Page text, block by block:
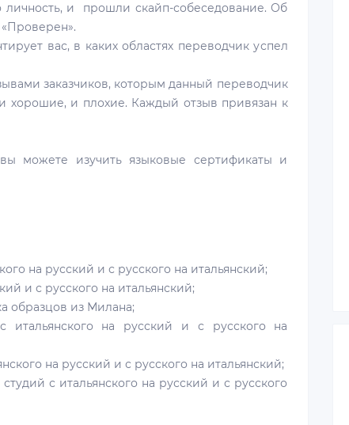
личность, и прошли скайп-собеседование. Об
вас, в каких областях переводчик успел
заказчиков, которым данный переводчик
хорошие, и плохие. Каждый отзыв привязан к
можете изучить языковые сертификаты и
на русский и с русского на итальянский;
и с русского на итальянский;
образцов из Милана;
итальянского на русский и с русского на
на русский и с русского на итальянский;
с итальянского на русский и с русского